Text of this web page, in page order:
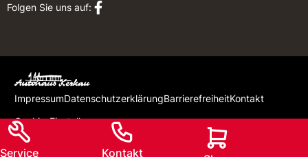
Service Kontakt
Folgen Sie uns auf:
ImpressumDatenschutzerklärungBarrierefreiheitKontakt
Cookie-Einstellungen